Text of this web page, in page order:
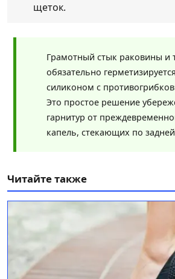
щеток.
Грамотный стык раковины и
обязательно
силиконом с
Это простое решение
гарнитур от
капель, стекающих по
Читайте также